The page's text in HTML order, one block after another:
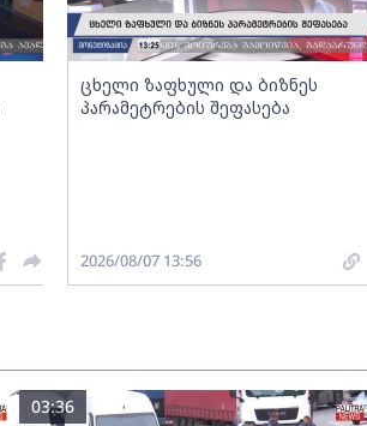
ცხელი ზაფხული და ბიზნეს
პარამეტრების შეფასება
2026/08/07 13:56
03:36